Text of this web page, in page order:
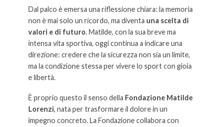
Dal palco è emersa una riflessione chiara: la memoria
non è mai solo un ricordo, ma diventa una scelta di
valori e di futuro. Matilde, con la sua breve ma
intensa vita sportiva, oggi continua a indicare una
direzione: credere che la sicurezza non sia un limite,
ma la condizione stessa per vivere lo sport con gioia
e libertà.
È proprio questo il senso della Fondazione Matilde
Lorenzi, nata per trasformare il dolore in un
impegno concreto. La Fondazione collabora con